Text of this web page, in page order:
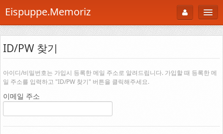
Eispuppe.Memoriz
About
AboutTori
Photo
B Cut
ID/PW 찾기
아이디/비밀번호는 가입시 등록한 메일 주소로 알려드립니다. 가입할 때 등록한 메
일 주소를 입력하고 "ID/PW 찾기" 버튼을 클릭해주세요.
이메일 주소